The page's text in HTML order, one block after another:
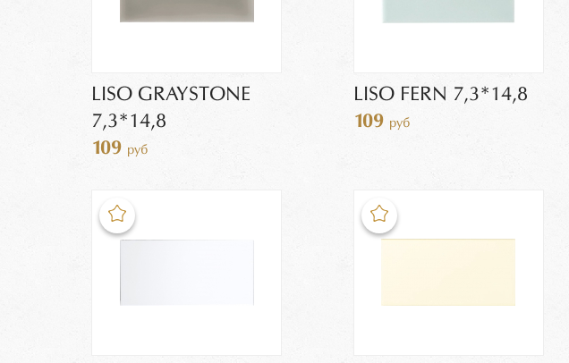
LISO GRAYSTONE
7,3*14,8
109 руб
LISO FERN 7,3*14,8
109 руб